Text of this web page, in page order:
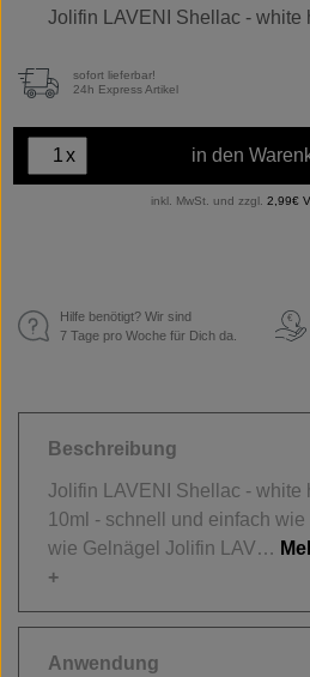
Jolifin LAVENI Shellac - white
sofort lieferbar!
24h Express Artikel
x in den
inkl. MwSt. und zzgl. 2,99€
Hilfe benötigt? Wir sind
7 Tage pro Woche für Dich da.
€
Beschreibung
Jolifin LAVENI Shellac - white
10ml - schnell und einfach
wie Gelnägel Jolifin LAV…
Anwendung